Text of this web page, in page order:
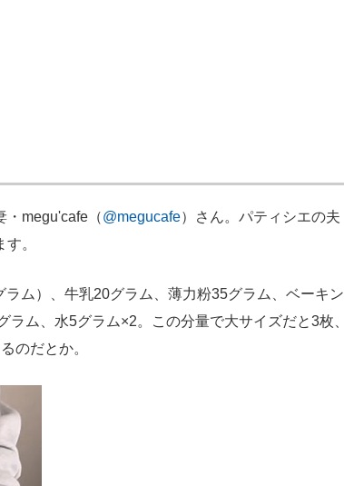
megu'cafe（@megucafe）さん。パティシエの夫
。
ム）、牛乳20グラム、薄力粉35グラム、ベーキン
ム、水5グラム×2。この分量で大サイズだと3枚、
のだとか。